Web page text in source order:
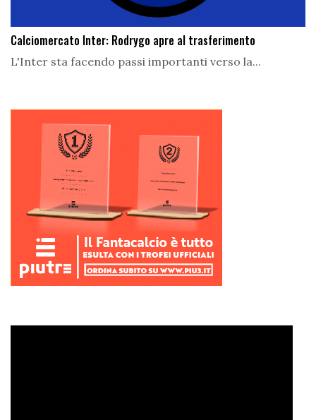
Calciomercato Inter: Rodrygo apre al trasferimento
L'Inter sta facendo passi importanti verso la...